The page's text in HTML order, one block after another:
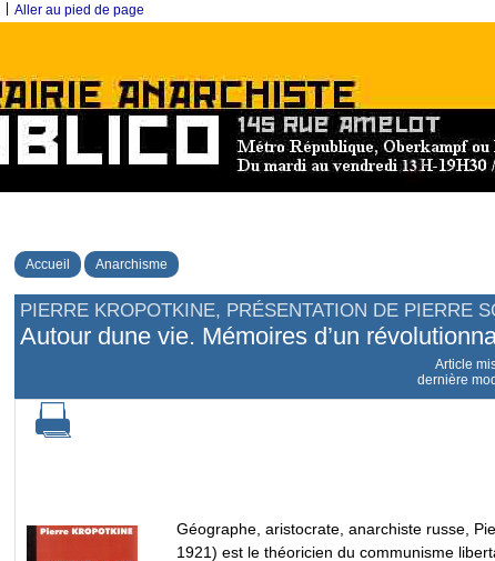
Aller au pied de page
Accueil Anarchisme
PIERRE KROPOTKINE, PRÉSENTATION DE PIERRE
Autour dune vie. Mémoires d’un
Article
dernière
Géographe, aristocrate, anarchiste russe,
1921) est le théoricien du communisme